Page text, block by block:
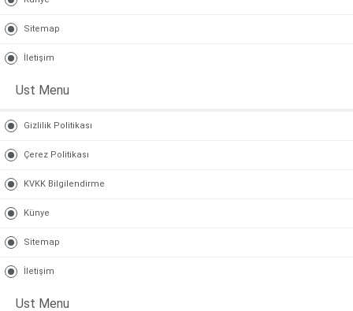
Sitemap
İletişim
Ust Menu
Gizlilik Politikası
Çerez Politikası
KVKK Bilgilendirme
Künye
Sitemap
İletişim
Ust Menu